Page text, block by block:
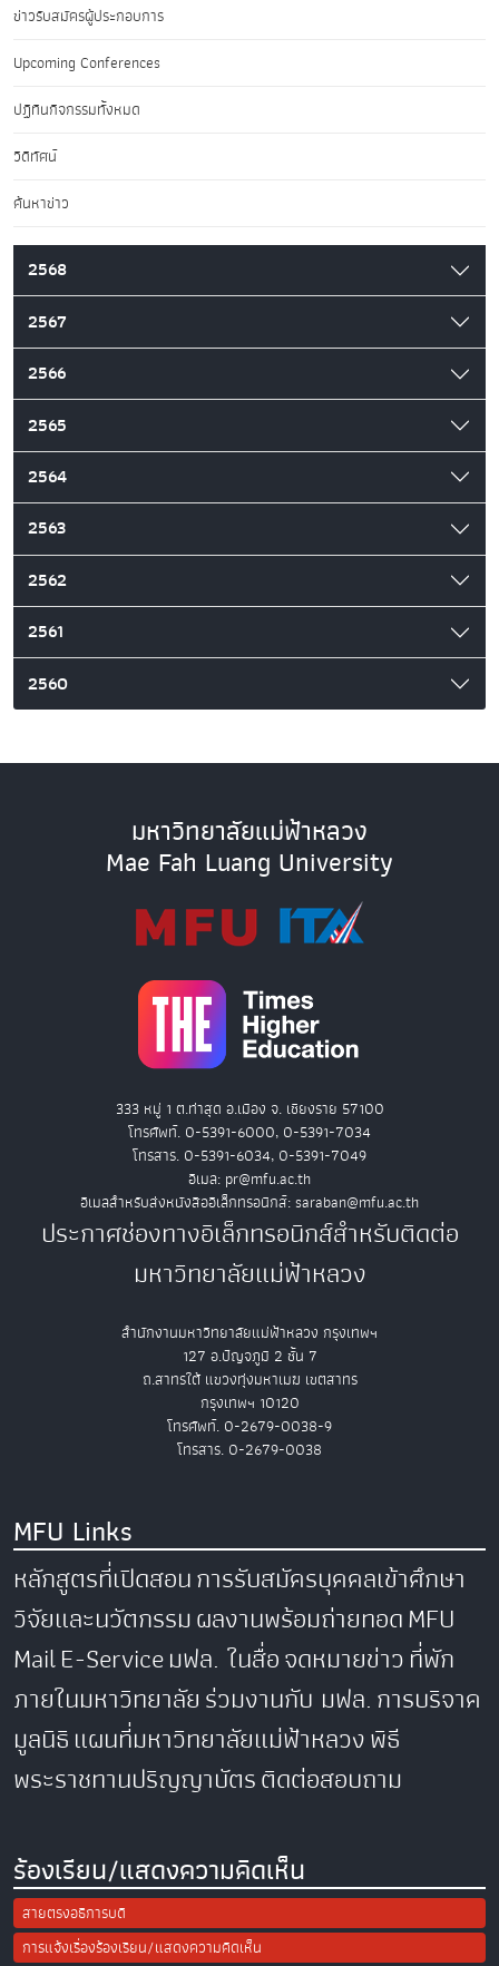
ข่าวรับสมัครผู้ประกอบการ
Upcoming Conferences
ปฏิทินกิจกรรมทั้งหมด
วิดีทัศน์
ค้นหาข่าว
2568
2567
2566
2565
2564
2563
2562
2561
2560
มหาวิทยาลัยแม่ฟ้าหลวง
Mae Fah Luang University
333 หมู่ 1 ต.ท่าสุด อ.เมือง จ. เชียงราย 57100
โทรศัพท์. 0-5391-6000, 0-5391-7034
โทรสาร. 0-5391-6034, 0-5391-7049
อีเมล: pr@mfu.ac.th
อีเมลสำหรับส่งหนังสืออิเล็กทรอนิกส์: saraban@mfu.ac.th
ประกาศช่องทางอิเล็กทรอนิกส์สำหรับติดต่อ
มหาวิทยาลัยแม่ฟ้าหลวง
สำนักงานมหาวิทยาลัยแม่ฟ้าหลวง กรุงเทพฯ
127 อ.ปัญจภูมิ 2 ชั้น 7
ถ.สาทรใต้ แขวงทุ่งมหาเมฆ เขตสาทร
กรุงเทพฯ 10120
โทรศัพท์. 0-2679-0038-9
โทรสาร. 0-2679-0038
MFU Links
หลักสูตรที่เปิดสอนการรับสมัครบุคคลเข้าศึกษา
วิจัยและนวัตกรรมผลงานพร้อมถ่ายทอดMFU
MailE-Serviceมฟล. ในสื่อจดหมายข่าวที่พัก
ภายในมหาวิทยาลัยร่วมงานกับ มฟล.การบริจาค
มูลนิธิแผนที่มหาวิทยาลัยแม่ฟ้าหลวงพิธี
พระราชทานปริญญาบัตรติดต่อสอบถาม
ร้องเรียน/แสดงความคิดเห็น
สายตรงอธิการบดี
การแจ้งเรื่องร้องเรียน/แสดงความคิดเห็น